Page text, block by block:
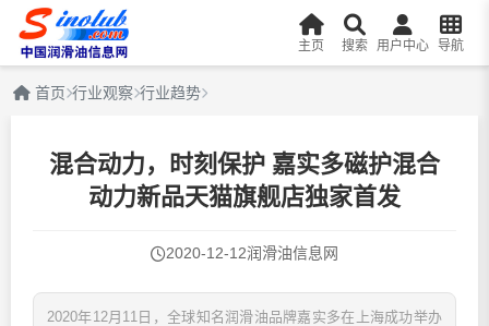
主页 搜索 用户中心 导航
首页 行业观察 行业趋势
混合动力，时刻保护 嘉实多磁护混合
动力新品天猫旗舰店独家首发
2020-12-12润滑油信息网
2020年12月11日，全球知名润滑油品牌嘉实多在上海成功举办